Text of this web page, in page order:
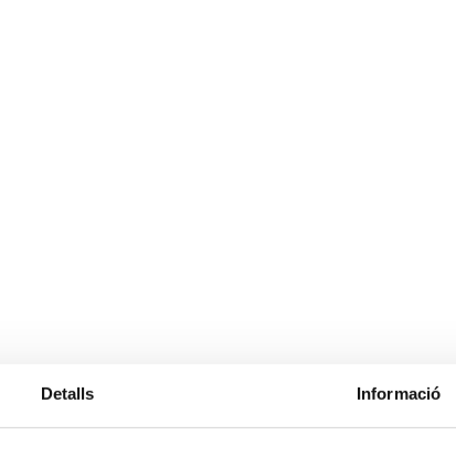
Detalls Informació